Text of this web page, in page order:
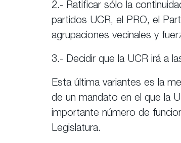
2.- Ratificar sólo la
partidos UCR, el PRO, el
agrupaciones vecinales y
3.- Decidir que la UCR irá a
Esta última variantes es la
de un mandato en el que la
importante número de
Legislatura.